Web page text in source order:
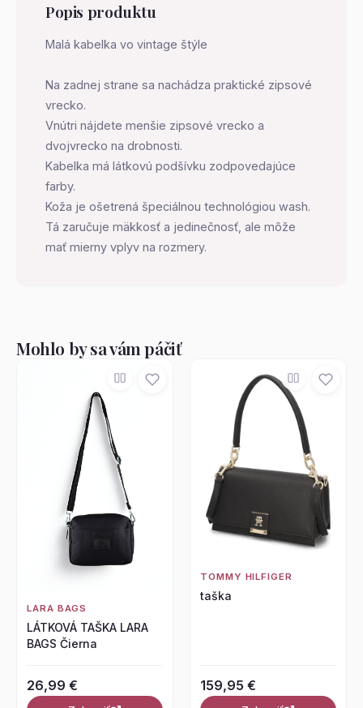
Popis produktu
Malá kabelka vo vintage štýle
Na zadnej strane sa nachádza praktické zipsové
vrecko.
Vnútri nájdete menšie zipsové vrecko a
dvojvrecko na drobnosti.
Kabelka má látkovú podšívku zodpovedajúce
farby.
Koža je ošetrená špeciálnou technológiou wash.
Tá zaručuje mäkkosť a jedinečnosť, ale môže
mať mierny vplyv na rozmery.
Mohlo by sa vám páčiť
LARA BAGS
LÁTKOVÁ TAŠKA LARA
BAGS Čierna
26,99 €
TOMMY HILFIGER
taška
159,95 €